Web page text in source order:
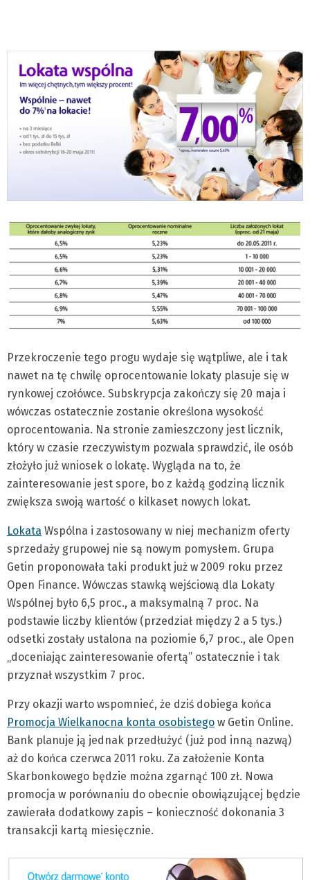
Przekroczenie tego progu wydaje się wątpliwe, ale i tak
nawet na tę chwilę oprocentowanie lokaty plasuje się w
rynkowej czołówce. Subskrypcja zakończy się 20 maja i
wówczas ostatecznie zostanie określona wysokość
oprocentowania. Na stronie zamieszczony jest licznik,
który w czasie rzeczywistym pozwala sprawdzić, ile osób
złożyło już wniosek o lokatę. Wygląda na to, że
zainteresowanie jest spore, bo z każdą godziną licznik
zwiększa swoją wartość o kilkaset nowych lokat.
Lokata Wspólna i zastosowany w niej mechanizm oferty
sprzedaży grupowej nie są nowym pomysłem. Grupa
Getin proponowała taki produkt już w 2009 roku przez
Open Finance. Wówczas stawką wejściową dla Lokaty
Wspólnej było 6,5 proc., a maksymalną 7 proc. Na
podstawie liczby klientów (przedział między 2 a 5 tys.)
odsetki zostały ustalona na poziomie 6,7 proc., ale Open
„doceniając zainteresowanie ofertą” ostatecznie i tak
przyznał wszystkim 7 proc.
Przy okazji warto wspomnieć, że dziś dobiega końca
Promocja Wielkanocna konta osobistego w Getin Online.
Bank planuje ją jednak przedłużyć (już pod inną nazwą)
aż do końca czerwca 2011 roku. Za założenie Konta
Skarbonkowego będzie można zgarnąć 100 zł. Nowa
promocja w porównaniu do obecnie obowiązującej będzie
zawierała dodatkowy zapis – konieczność dokonania 3
transakcji kartą miesięcznie.